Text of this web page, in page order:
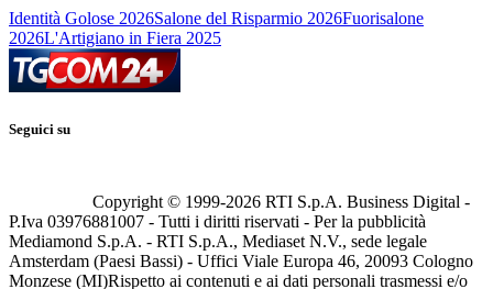
Identità Golose 2026Salone del Risparmio 2026Fuorisalone
2026L'Artigiano in Fiera 2025
Seguici su
Copyright © 1999-2026 RTI S.p.A. Business Digital -
P.Iva 03976881007 - Tutti i diritti riservati - Per la pubblicità
Mediamond S.p.A. - RTI S.p.A., Mediaset N.V., sede legale
Amsterdam (Paesi Bassi) - Uffici Viale Europa 46, 20093 Cologno
Monzese (MI)Rispetto ai contenuti e ai dati personali trasmessi e/o